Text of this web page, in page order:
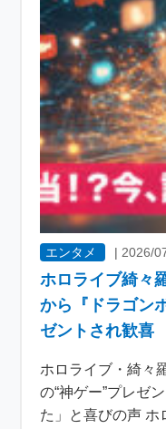
エンタメ |2026/
ホロライブ綺々
から『ドラゴン
ゼントされ歓喜
ホロライブ・綺々
の“神ゲー”プレゼ
た」と喜びの声 ホ